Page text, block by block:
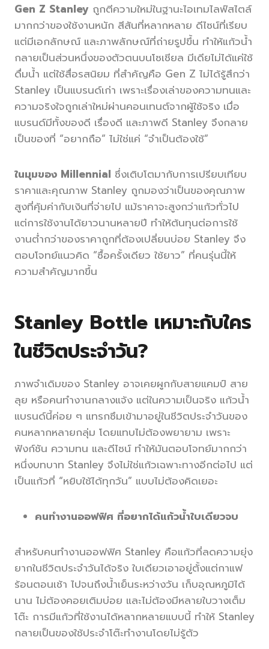
Gen Z Stanley ถูกตีความใหม่ในฐานะไอเทมไลฟ์สไตล์
มากกว่าของใช้งานหนัก สีสันที่หลากหลาย ดีไซน์ที่เรียบ
แต่มีเอกลักษณ์ และภาพลักษณ์ที่ถ่ายรูปขึ้น ทำให้แก้วน้ำ
กลายเป็นส่วนหนึ่งของตัวตนบนโซเชียล มีเดียไม่ได้แค่ใช้
ดื่มน้ำ แต่ใช้สื่อรสนิยม ที่สำคัญคือ Gen Z ไม่ได้รู้สึกว่า
Stanley เป็นแบรนด์เก่า เพราะเรื่องเล่าของความทนและ
ความจริงใจถูกเล่าใหม่ผ่านคอนเทนต์จากผู้ใช้จริง เมื่อ
แบรนด์มีทั้งของดี เรื่องดี และภาพดี Stanley จึงกลาย
เป็นของที่ “อยากถือ” ไม่ใช่แค่ “จำเป็นต้องใช้”
ในมุมของ Millennial ซึ่งเติบโตมากับการเปรียบเทียบ
ราคาและคุณภาพ Stanley ถูกมองว่าเป็นของคุณภาพ
สูงที่คุ้มค่ากับเงินที่จ่ายไป แม้ราคาจะสูงกว่าแก้วทั่วไป
แต่การใช้งานได้ยาวนานหลายปี ทำให้ต้นทุนต่อการใช้
งานต่ำกว่าของราคาถูกที่ต้องเปลี่ยนบ่อย Stanley จึง
ตอบโจทย์แนวคิด “ซื้อครั้งเดียว ใช้ยาว” ที่คนรุ่นนี้ให้
ความสำคัญมากขึ้น
Stanley Bottle เหมาะกับใคร
ในชีวิตประจำวัน?
ภาพจำเดิมของ Stanley อาจเคยผูกกับสายแคมป์ สาย
ลุย หรือคนทำงานกลางแจ้ง แต่ในความเป็นจริง แก้วน้ำ
แบรนด์นี้ค่อย ๆ แทรกซึมเข้ามาอยู่ในชีวิตประจำวันของ
คนหลากหลายกลุ่ม โดยแทบไม่ต้องพยายาม เพราะ
ฟังก์ชัน ความทน และดีไซน์ ทำให้มันตอบโจทย์มากกว่า
หนึ่งบทบาท Stanley จึงไม่ใช่แก้วเฉพาะทางอีกต่อไป แต่
เป็นแก้วที่ “หยิบใช้ได้ทุกวัน” แบบไม่ต้องคิดเยอะ
คนทำงานออฟฟิศ ที่อยากได้แก้วน้ำใบเดียวจบ
สำหรับคนทำงานออฟฟิศ Stanley คือแก้วที่ลดความยุ่ง
ยากในชีวิตประจำวันได้จริง ใบเดียวเอาอยู่ตั้งแต่กาแฟ
ร้อนตอนเช้า ไปจนถึงน้ำเย็นระหว่างวัน เก็บอุณหภูมิได้
นาน ไม่ต้องคอยเติมบ่อย และไม่ต้องมีหลายใบวางเต็ม
โต๊ะ การมีแก้วที่ใช้งานได้หลากหลายแบบนี้ ทำให้ Stanley
กลายเป็นของใช้ประจำโต๊ะทำงานโดยไม่รู้ตัว